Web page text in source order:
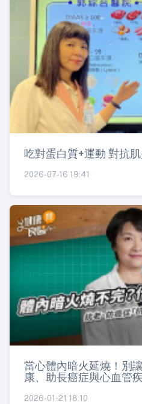
吃對蛋白質+運動 對抗
2026-07-16 19:41
當心體內暗火延燒！別
康、助長癌症與心血管疾
2026-01-21 18:10